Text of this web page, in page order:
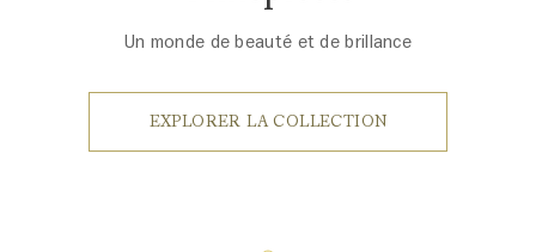
Un monde de beauté et de brillance
EXPLORER LA COLLECTION